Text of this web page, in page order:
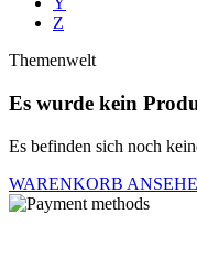
Z
Themenwelt
Es wurde kein
Es befinden sich noch
WARENKORB